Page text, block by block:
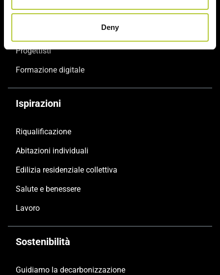
Deny
Serramentisti Domal
Maestri Serramentisti Domal
Progettisti
Formazione digitale
Ispirazioni
Riqualificazione
Abitazioni individuali
Edilizia residenziale collettiva
Salute e benessere
Lavoro
Sostenibilità
Guidiamo la decarbonizzazione